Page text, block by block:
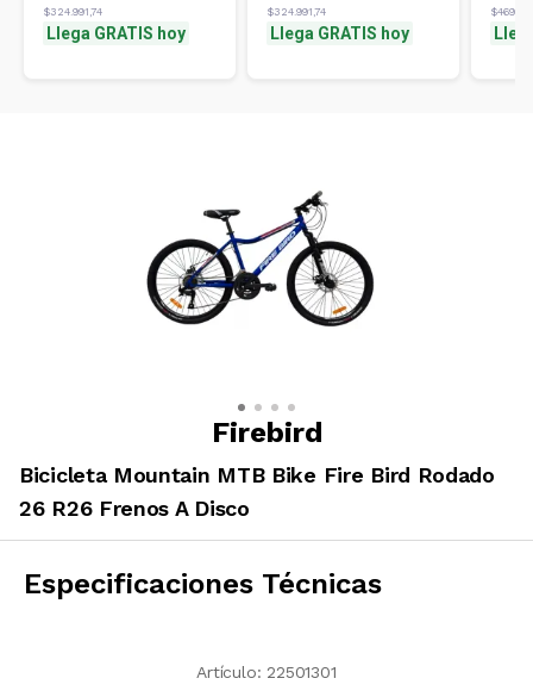
$324.991,74
Llega GRATIS hoy
$324.991,74
Llega GRATIS hoy
Firebird
Bicicleta Mountain MTB Bike Fire Bird Rodado
26 R26 Frenos A Disco
Especificaciones Técnicas
Artículo: 22501301